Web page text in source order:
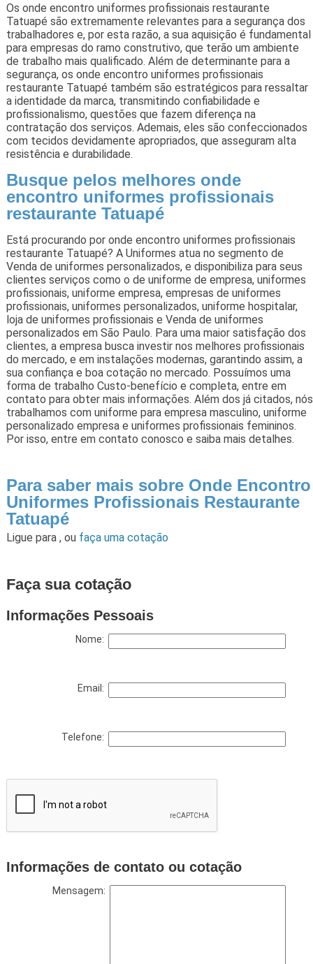
Os onde encontro uniformes profissionais restaurante
Tatuapé são extremamente relevantes para a segurança dos
trabalhadores e, por esta razão, a sua aquisição é fundamental
para empresas do ramo construtivo, que terão um ambiente
de trabalho mais qualificado. Além de determinante para a
segurança, os onde encontro uniformes profissionais
restaurante Tatuapé também são estratégicos para ressaltar
a identidade da marca, transmitindo confiabilidade e
profissionalismo, questões que fazem diferença na
contratação dos serviços. Ademais, eles são confeccionados
com tecidos devidamente apropriados, que asseguram alta
resistência e durabilidade.
Busque pelos melhores onde
encontro uniformes profissionais
restaurante Tatuapé
Está procurando por onde encontro uniformes profissionais
restaurante Tatuapé? A Uniformes atua no segmento de
Venda de uniformes personalizados, e disponibiliza para seus
clientes serviços como o de uniforme de empresa, uniformes
profissionais, uniforme empresa, empresas de uniformes
profissionais, uniformes personalizados, uniforme hospitalar,
loja de uniformes profissionais e Venda de uniformes
personalizados em São Paulo. Para uma maior satisfação dos
clientes, a empresa busca investir nos melhores profissionais
do mercado, e em instalações modernas, garantindo assim, a
sua confiança e boa cotação no mercado. Possuímos uma
forma de trabalho Custo-benefício e completa, entre em
contato para obter mais informações. Além dos já citados, nós
trabalhamos com uniforme para empresa masculino, uniforme
personalizado empresa e uniformes profissionais femininos.
Por isso, entre em contato conosco e saiba mais detalhes.
Para saber mais sobre Onde Encontro
Uniformes Profissionais Restaurante
Tatuapé
Ligue para , ou faça uma cotação
Faça sua cotação
Informações Pessoais
Nome:
Email:
Telefone:
Informações de contato ou cotação
Mensagem: